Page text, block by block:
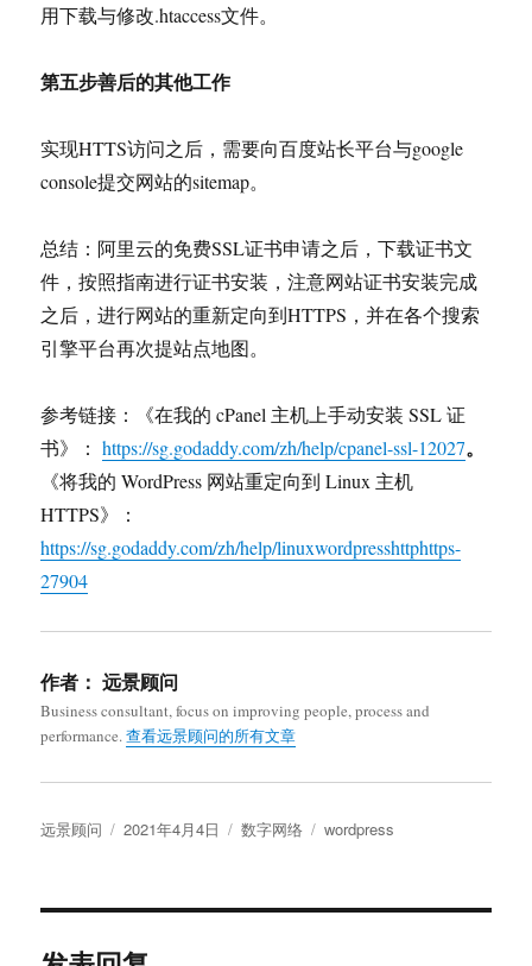
用下载与修改.htaccess文件。
第五步善后的其他工作
实现HTTS访问之后，需要向百度站长平台与google
console提交网站的sitemap。
总结：阿里云的免费SSL证书申请之后，下载证书文
件，按照指南进行证书安装，注意网站证书安装完成
之后，进行网站的重新定向到HTTPS，并在各个搜索
引擎平台再次提站点地图。
参考链接：《在我的 cPanel 主机上手动安装 SSL 证
书》：https://sg.godaddy.com/zh/help/cpanel-ssl-12027。
《将我的 WordPress 网站重定向到 Linux 主机
HTTPS》：
https://sg.godaddy.com/zh/help/linuxwordpresshttphttps-
27904
作者： 远景顾问
Business consultant, focus on improving people, process and
performance.查看远景顾问的所有文章
作
远景顾问
发
2021年4月4日
分
数字网络
标
wordpress